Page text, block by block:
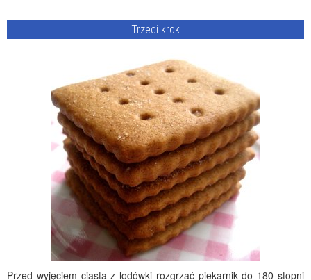
Trzeci krok
Przed wyjęciem ciasta z lodówki rozgrzać piekarnik do 180 stopni